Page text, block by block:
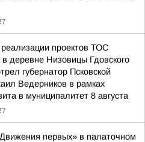
проектов ТОС
деревне Низовицы Гдовского
губернатор Псковской
Ведерников в рамках
в муниципалитет 8 августа
первых» в палаточном